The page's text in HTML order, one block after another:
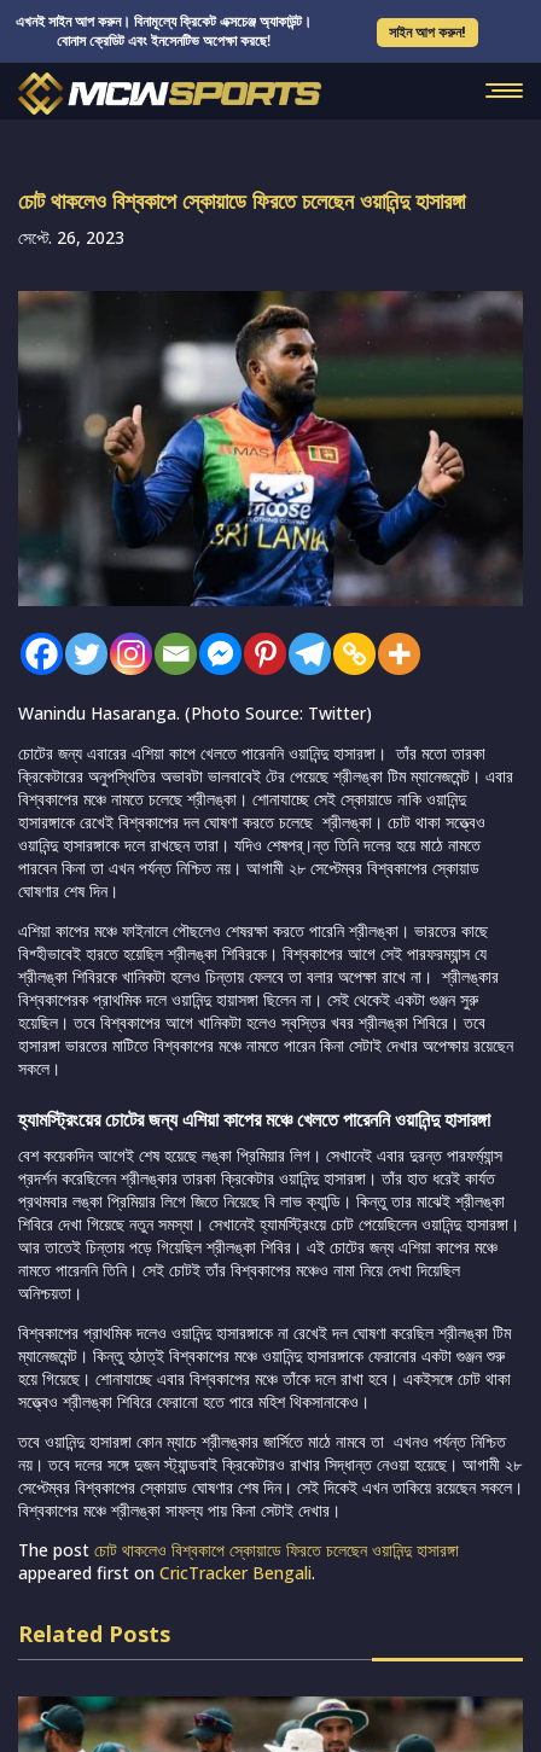
এখনই সাইন আপ করুন। বিনামূল্যে ক্রিকেট এক্সচেঞ্জ অ্যাকাউন্ট।
বোনাস ক্রেডিট এবং ইনসেনটিভ অপেক্ষা করছে!
সাইন আপ করুন!
চোট থাকলেও বিশ্বকাপে স্কোয়াডে ফিরতে চলেছেন ওয়ানিন্দু হাসারঙ্গা
সেপ্টে. 26, 2023
Wanindu Hasaranga. (Photo Source: Twitter)
চোটের জন্য এবারের এশিয়া কাপে খেলতে পারেননি ওয়ানিন্দু হাসারঙ্গা। তাঁর মতো তারকা
ক্রিকেটারের অনুপস্থিতির অভাবটা ভালবাবেই টের পেয়েছে শ্রীলঙ্কা টিম ম্যানেজমেন্ট। এবার
বিশ্বকাপের মঞ্চে নামতে চলেছে শ্রীলঙ্কা। শোনাযাচ্ছে সেই স্কোয়াডে নাকি ওয়ানিন্দু
হাসারঙ্গাকে রেখেই বিশ্বকাপের দল ঘোষণা করতে চলেছে শ্রীলঙ্কা। চোট থাকা সত্ত্বেও
ওয়ানিন্দু হাসারঙ্গাকে দলে রাখছেন তারা। যদিও শেষপর্।ন্ত তিনি দলের হয়ে মাঠে নামতে
পারবেন কিনা তা এখন পর্যন্ত নিশ্চিত নয়। আগামী ২৮ সেপ্টেম্বর বিশ্বকাপের স্কোয়াড
ঘোষণার শেষ দিন।
এশিয়া কাপের মঞ্চে ফাইনালে পৌছলেও শেষরক্ষা করতে পারেনি শ্রীলঙ্কা। ভারতের কাছে
বিশ্হীভাবেই হারতে হয়েছিল শ্রীলঙ্কা শিবিরকে। বিশ্বকাপের আগে সেই পারফরম্যান্স যে
শ্রীলঙ্কা শিবিরকে খানিকটা হলেও চিন্তায় ফেলবে তা বলার অপেক্ষা রাখে না। শ্রীলঙ্কার
বিশ্বকাপেরক প্রাথমিক দলে ওয়ানিন্দু হায়াসঙ্গা ছিলেন না। সেই থেকেই একটা গুঞ্জন সুরু
হয়েছিল। তবে বিশ্বকাপের আগে খানিকটা হলেও স্বস্তির খবর শ্রীলঙ্কা শিবিরে। তবে
হাসারঙ্গা ভারতের মাটিতে বিশ্বকাপের মঞ্চে নামতে পারেন কিনা সেটাই দেখার অপেক্ষায় রয়েছেন
সকলে।
হ্যামস্ট্রিংয়ের চোটের জন্য এশিয়া কাপের মঞ্চে খেলতে পারেননি ওয়ানিন্দু হাসারঙ্গা
বেশ কয়েকদিন আগেই শেষ হয়েছে লঙ্কা প্রিমিয়ার লিগ। সেখানেই এবার দুরন্ত পারফর্ম্যান্স
প্রদর্শন করেছিলেন শ্রীলঙ্কার তারকা ক্রিকেটার ওয়ানিন্দু হাসারঙ্গা। তাঁর হাত ধরেই কার্যত
প্রথমবার লঙ্কা প্রিমিয়ার লিগে জিতে নিয়েছে বি লাভ ক্যান্ডি। কিন্তু তার মাঝেই শ্রীলঙ্কা
শিবিরে দেখা গিয়েছে নতুন সমস্যা। সেখানেই হ্যামস্ট্রিংয়ে চোট পেয়েছিলেন ওয়ানিন্দু হাসারঙ্গা।
আর তাতেই চিন্তায় পড়ে গিয়েছিল শ্রীলঙ্কা শিবির। এই চোটের জন্য এশিয়া কাপের মঞ্চে
নামতে পারেননি তিনি। সেই চোটই তাঁর বিশ্বকাপের মঞ্চেও নামা নিয়ে দেখা দিয়েছিল
অনিশ্চয়তা।
বিশ্বকাপের প্রাথমিক দলেও ওয়ানিন্দু হাসারঙ্গাকে না রেখেই দল ঘোষণা করেছিল শ্রীলঙ্কা টিম
ম্যানেজমেন্ট। কিন্তু হঠাত্ই বিশ্বকাপের মঞ্চে ওয়ানিন্দু হাসারঙ্গাকে ফেরানোর একটা গুঞ্জন শুরু
হয়ে গিয়েছে। শোনাযাচ্ছে এবার বিশ্বকাপের মঞ্চে তাঁকে দলে রাখা হবে। একইসঙ্গে চোট থাকা
সত্ত্বেও শ্রীলঙ্কা শিবিরে ফেরানো হতে পারে মহিশ থিকসানাকেও।
তবে ওয়ানিন্দু হাসারঙ্গা কোন ম্যাচে শ্রীলঙ্কার জার্সিতে মাঠে নামবে তা এখনও পর্যন্ত নিশ্চিত
নয়। তবে দলের সঙ্গে দুজন স্ট্যান্ডবাই ক্রিকেটারও রাখার সিদ্ধান্ত নেওয়া হয়েছে। আগামী ২৮
সেপ্টেম্বর বিশ্বকাপের স্কোয়াড ঘোষণার শেষ দিন। সেই দিকেই এখন তাকিয়ে রয়েছেন সকলে।
বিশ্বকাপের মঞ্চে শ্রীলঙ্কা সাফল্য পায় কিনা সেটাই দেখার।
The post চোট থাকলেও বিশ্বকাপে স্কোয়াডে ফিরতে চলেছেন ওয়ানিন্দু হাসারঙ্গা
appeared first on CricTracker Bengali.
Related Posts